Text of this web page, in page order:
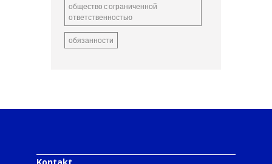
общество с ограниченной
ответственностью
обязанности
Kontakt